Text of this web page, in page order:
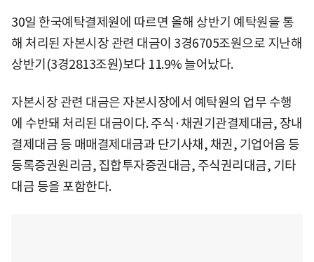
30일 한국예탁결제원에 따르면 올해 상반기 예탁원을 통
해 처리된 자본시장 관련 대금이 3경6705조원으로 지난해
상반기(3경2813조원)보다 11.9% 늘어났다.
자본시장 관련 대금은 자본시장에서 예탁원의 업무 수행
에 수반돼 처리된 대금이다. 주식·채권기관결제대금, 장내
결제대금 등 매매결제대금과 단기사채, 채권, 기업어음 등
등록증권원리금, 집합투자증권대금, 주식권리대금, 기타
대금 등을 포함한다.